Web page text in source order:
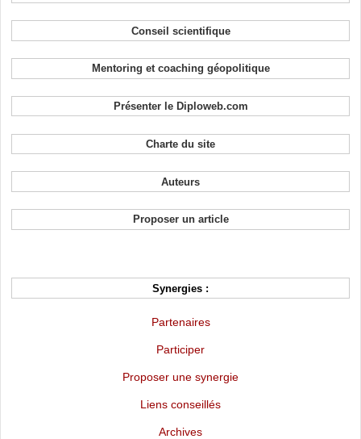
Conseil scientifique
Mentoring et coaching géopolitique
Présenter le Diploweb.com
Charte du site
Auteurs
Proposer un article
Synergies :
Partenaires
Participer
Proposer une synergie
Liens conseillés
Archives